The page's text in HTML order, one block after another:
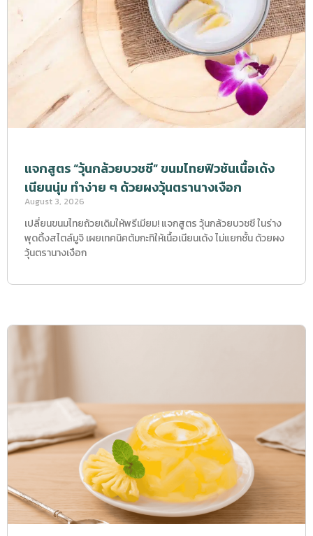
แจกสูตร “วุ้นกล้วยบวชชี” ขนมไทยฟิวชันเนื้อเด้ง
เนียนนุ่ม ทำง่าย ๆ ด้วยผงวุ้นตรานางเงือก
August 3, 2026
เปลี่ยนขนมไทยถ้วยเดิมให้พรีเมียม! แจกสูตร วุ้นกล้วยบวชชี ในร่าง
พุดดิ้งสไตล์มูจิ เผยเทคนิคต้มกะทิให้เนื้อเนียนเด้ง ไม่แยกชั้น ด้วยผง
วุ้นตรานางเงือก